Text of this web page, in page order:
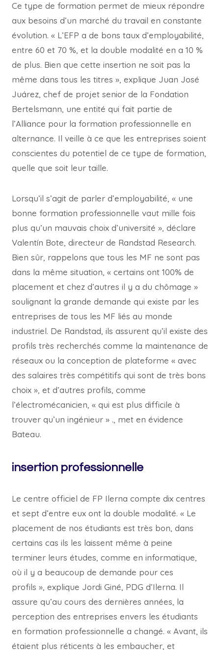
Ce type de formation permet de mieux répondre
aux besoins d’un marché du travail en constante
évolution. « L’EFP a de bons taux d’employabilité,
entre 60 et 70 %, et la double modalité en a 10 %
de plus. Bien que cette insertion ne soit pas la
même dans tous les titres », explique Juan José
Juárez, chef de projet senior de la Fondation
Bertelsmann, une entité qui fait partie de
l’Alliance pour la formation professionnelle en
alternance. Il veille à ce que les entreprises soient
conscientes du potentiel de ce type de formation,
quelle que soit leur taille.
Lorsqu’il s’agit de parler d’employabilité, « une
bonne formation professionnelle vaut mille fois
plus qu’un mauvais choix d’université », déclare
Valentín Bote, directeur de Randstad Research.
Bien sûr, rappelons que tous les MF ne sont pas
dans la même situation, « certains ont 100% de
placement et chez d’autres il y a du chômage »
soulignant la grande demande qui existe par les
entreprises de tous les MF liés au monde
industriel. De Randstad, ils assurent qu’il existe des
profils très recherchés comme la maintenance de
réseaux ou la conception de plateforme « avec
des salaires très compétitifs qui sont de très bons
choix », et d’autres profils, comme
l’électromécanicien, « qui est plus difficile à
trouver qu’un ingénieur » ., met en évidence
Bateau.
insertion professionnelle
Le centre officiel de FP Ilerna compte dix centres
et sept d’entre eux ont la double modalité. « Le
placement de nos étudiants est très bon, dans
certains cas ils les laissent même à peine
terminer leurs études, comme en informatique,
où il y a beaucoup de demande pour ces
profils », explique Jordi Giné, PDG d’Ilerna. Il
assure qu’au cours des dernières années, la
perception des entreprises envers les étudiants
en formation professionnelle a changé. « Avant, ils
étaient plus réticents à les embaucher, et